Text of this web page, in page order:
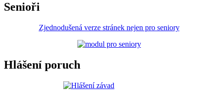
Senioři
Zjednodušená verze stránek nejen pro seniory
Hlášení poruch